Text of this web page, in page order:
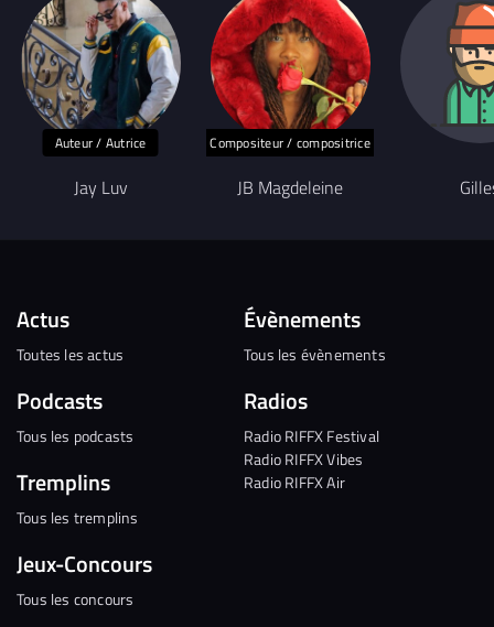
Auteur / Autrice
Jay Luv
Compositeur / compositrice
JB Magdeleine
Actus
Toutes les actus
Podcasts
Tous les podcasts
Tremplins
Tous les tremplins
Jeux-Concours
Tous les concours
Évènements
Tous les évènements
Radios
Radio RIFFX Festival
Radio RIFFX Vibes
Radio RIFFX Air